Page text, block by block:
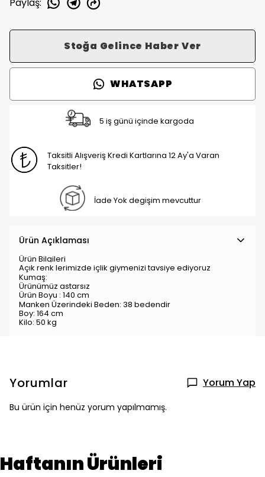
Stoğa Gelince Haber Ver
WHATSAPP
5 iş günü içinde kargoda
Taksitli Alışveriş Kredi Kartlarına 12 Ay'a Varan
Taksitler!
İade Yok degişim mevcuttur
Ürün Açıklaması
Ürün Bilgileri
Açık renk lerimizde içlik giymenizi tavsiye ediyoruz
Kumaş:
Ürünümüz astarsız
Ürün Boyu : 140 cm
Manken Üzerindeki Beden: 38 bedendir
Boy: 164 cm
Kilo: 50 kg
Yorumlar Yorum Yap
Bu ürün için henüz yorum yapılmamış.
Haftanın Ürünleri